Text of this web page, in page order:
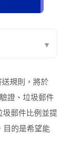
▾
規則，將於
證、垃圾郵件
郵件比例並提
目的是希望能